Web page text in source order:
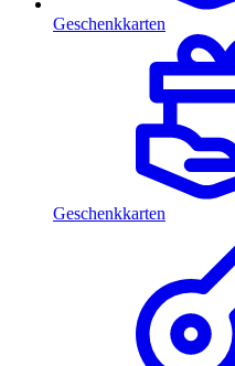
Geschenkkarten
Geschenkkarten